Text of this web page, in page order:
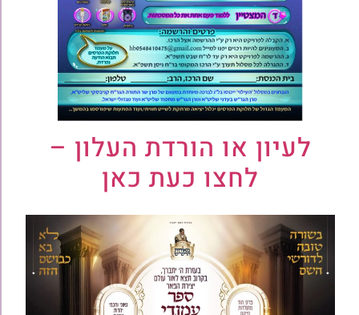
לעיון או הורדת העלון –
לחצו כעת כאן